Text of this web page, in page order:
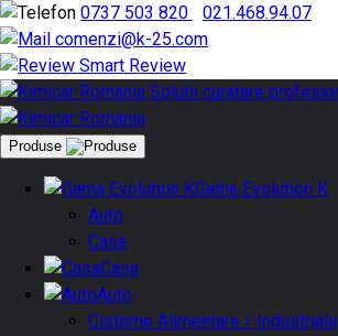
0737 503 820
021.468.94.07
comenzi@k-25.com
Smart Review
Produse
Gama Evolution K
Auto
Casa
Casa
Auto
Cisterne Alimentare / Industriale